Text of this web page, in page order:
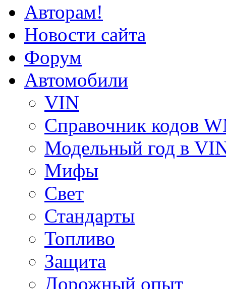
Авторам!
Новости сайта
Форум
Автомобили
VIN
Справочник кодов
Модельный год в
Мифы
Свет
Стандарты
Топливо
Защита
Дорожный опыт